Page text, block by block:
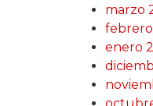
marzo
febrero
enero